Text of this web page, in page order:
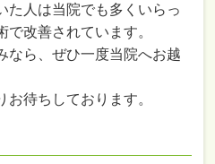
た人は当院でも多くいらっ
で改善されています。
なら、ぜひ一度当院へお越
待ちしております。